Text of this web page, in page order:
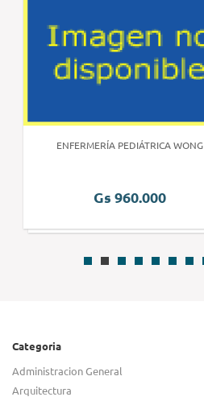
ENFERMERÍA PEDIÁTRICA WONG
Gs 960.000
Categoria
Administracion General
Arquitectura